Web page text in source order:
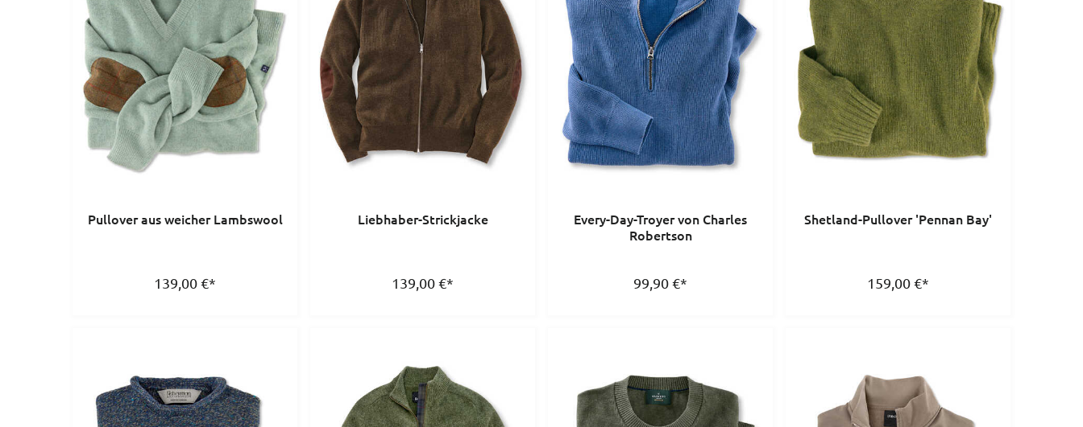
Pullover aus weicher Lambswool
139,00€*
Liebhaber-Strickjacke
139,00€*
Every-Day-Troyer von Charles
Robertson
99,90€*
Shetland-Pullover 'Pennan Bay'
159,00€*